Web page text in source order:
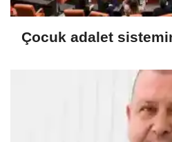
Çocuk adalet